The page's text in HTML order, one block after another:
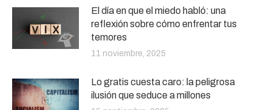
El día en que el miedo habló: una
reflexión sobre cómo enfrentar tus
temores
11 noviembre, 2025
Lo gratis cuesta caro: la peligrosa
ilusión que seduce a millones